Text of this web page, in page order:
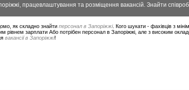
працевлаштування та розміщення вакансій. Знайти
як складно знайти персонал в Запоріжжі. Кого шукати - фахівців з
рівнем зарплати Або потрібен персонал в Запоріжжі, але з високим
вакансії в Запоріжжі!